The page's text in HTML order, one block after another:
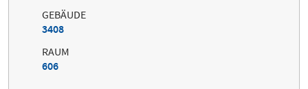
GEBÄUDE
3408
RAUM
606